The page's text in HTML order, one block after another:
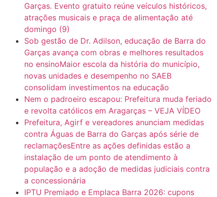
Garças. Evento gratuito reúne veículos históricos,
atrações musicais e praça de alimentação até
domingo (9)
Sob gestão de Dr. Adilson, educação de Barra do
Garças avança com obras e melhores resultados
no ensinoMaior escola da história do município,
novas unidades e desempenho no SAEB
consolidam investimentos na educação
Nem o padroeiro escapou: Prefeitura muda feriado
e revolta católicos em Aragarças – VEJA VÍDEO
Prefeitura, Agirf e vereadores anunciam medidas
contra Águas de Barra do Garças após série de
reclamaçõesEntre as ações definidas estão a
instalação de um ponto de atendimento à
população e a adoção de medidas judiciais contra
a concessionária
IPTU Premiado e Emplaca Barra 2026: cupons